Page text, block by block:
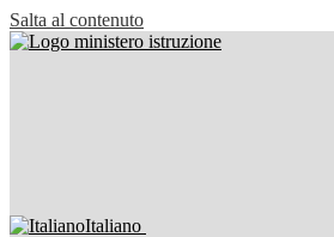
Salta al contenuto
Italiano